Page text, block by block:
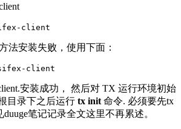
法安装失败，使用下面：
安装成功， 然后对 TX 运行环境初始
目录下之后运行 tx init 命令. 必须要先tx
笔记记录全文这里不再累述。